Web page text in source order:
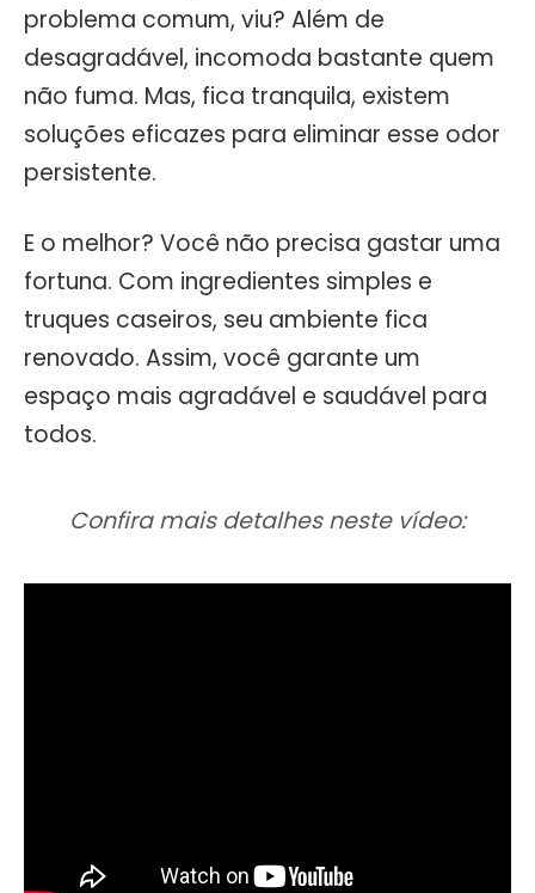
problema comum, viu? Além de
desagradável, incomoda bastante quem
não fuma. Mas, fica tranquila, existem
soluções eficazes para eliminar esse odor
persistente.
E o melhor? Você não precisa gastar uma
fortuna. Com ingredientes simples e
truques caseiros, seu ambiente fica
renovado. Assim, você garante um
espaço mais agradável e saudável para
todos.
Confira mais detalhes neste vídeo: